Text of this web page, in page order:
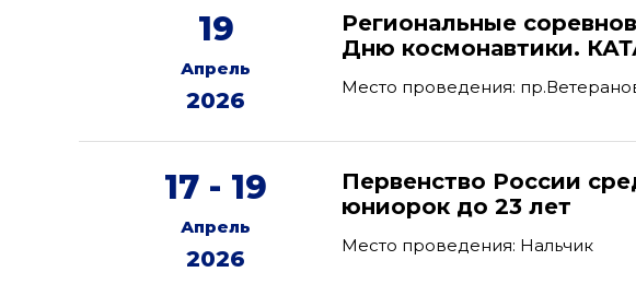
19
Апрель
2026
Региональные
Дню космонавтики.
Место проведения:
17 - 19
Апрель
2026
Первенство России
юниорок до 23 лет
Место проведения: Нальчик